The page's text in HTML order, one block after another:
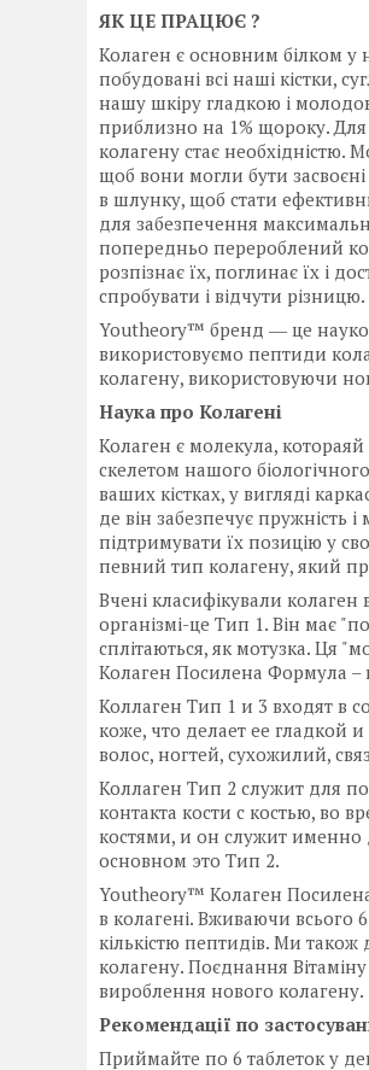
ЯК ЦЕ ПРАЦЮЄ ?
Колаген є основним білком у
побудовані всі наші кістки,
нашу шкіру гладкою і
приблизно на 1% щороку. Для
колагену стає
щоб вони могли бути
в шлунку, щоб стати
для забезпечення
попередньо перероблений
розпізнає їх, поглинає їх і
спробувати і відчути різницю.
Youtheory™ бренд ― це
використовуємо пептиди
колагену, використовуючи
Наука про Колагені
Колаген є молекула,
скелетом нашого
ваших кістках, у вигляді
де він забезпечує пружність
підтримувати їх позицію у
певний тип колагену, який
Вчені класифікували
організмі-це Тип 1. Він має
сплітаються, як мотузка. Ця
Колаген Посилена Формула –
Коллаген Тип 1 и 3 входят в
коже, что делает ее гладкой
волос, ногтей, сухожилий,
Коллаген Тип 2 служит для
контакта кости с костью, во
костями, и он служит именно
основном это Тип 2.
Youtheory™ Колаген
в колагені. Вживаючи всього
кількістю пептидів. Ми
колагену. Поєднання
вироблення нового колагену.
Рекомендації по
Приймайте по 6 таблеток у